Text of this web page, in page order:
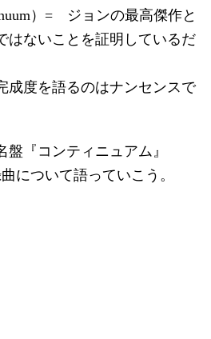
）= ジョンの最高傑作と
はないことを証明しているだ
成度を語るのはナンセンスで
『コンティニュアム』
について語っていこう。